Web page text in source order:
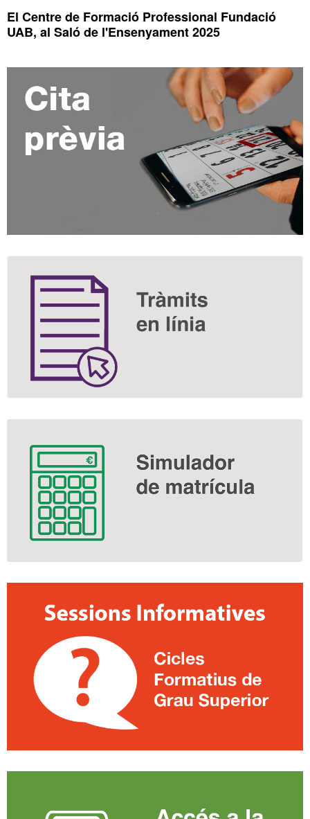
El Centre de Formació Professional Fundació
UAB, al Saló de l'Ensenyament 2025